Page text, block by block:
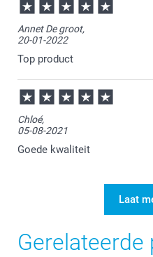
Annet De groot,
20-01-2022
Top product
Chloé,
05-08-2021
Goede kwaliteit
Laat